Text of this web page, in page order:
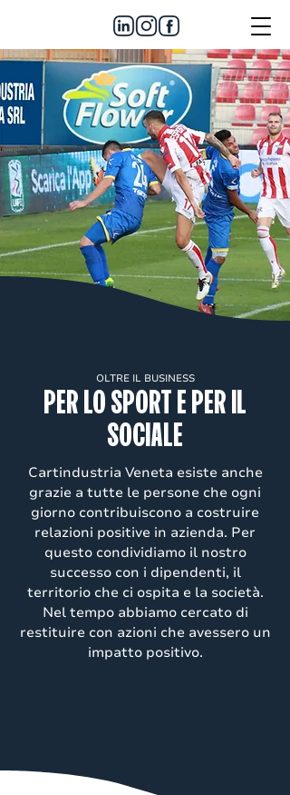
OLTRE IL BUSINESS
PER LO SPORT E PER IL
SOCIALE
Cartindustria Veneta esiste anche
grazie a tutte le persone che ogni
giorno contribuiscono a costruire
relazioni positive in azienda. Per
questo condividiamo il nostro
successo con i dipendenti, il
territorio che ci ospita e la società.
Nel tempo abbiamo cercato di
restituire con azioni che avessero un
impatto positivo.